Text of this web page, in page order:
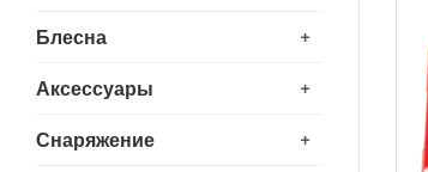
+
Блесна
+
Аксессуары
+
Снаряжение